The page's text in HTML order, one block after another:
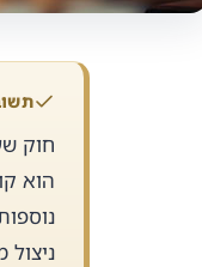
חוק
הוא